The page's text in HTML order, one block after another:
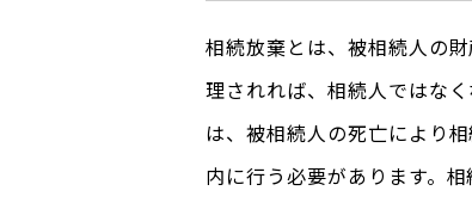
相続放棄とは、被相続人の
理されれば、相続人ではな
は、被相続人の死亡により
内に行う必要があります。